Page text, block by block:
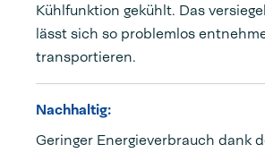
Kühlfunktion gekühlt. Das
lässt sich so problemlos
transportieren.
Nachhaltig:
Geringer Energieverbrauch dank